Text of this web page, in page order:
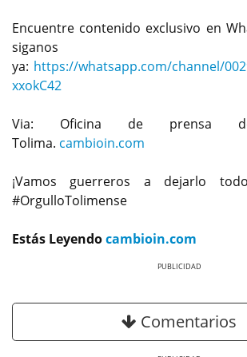
Encuentre contenido exclusivo en
siganos
ya: https://whatsapp.com/channel/
xxokC42
Via: Oficina de prensa
Tolima. cambioin.com
¡Vamos guerreros a dejarlo
#OrgulloTolimense
Estás Leyendocambioin.com
Comentarios